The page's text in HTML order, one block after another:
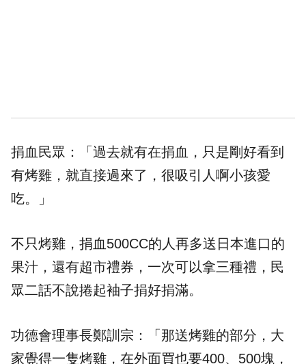
捐血民眾：「過去就有在捐血，只是剛好看到
有烤雞，就直接過來了，很吸引人啊小孩愛
吃。」
不只烤雞，捐血500CC的人再多送日本進口的
果汁，還有超市禮券，一次可以拿三種禮，民
眾二話不說捲起袖子捐好捐滿。
功德會理事長鄭訓宗：「那送烤雞的部分，大
家覺得一隻烤雞，在外面買也要400、500塊，